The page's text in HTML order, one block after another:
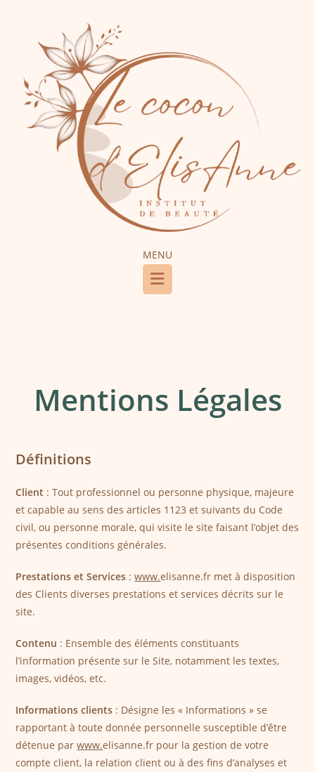
MENU
Menu
Mentions Légales
Définitions
Client : Tout professionnel ou personne physique, majeure
et capable au sens des articles 1123 et suivants du Code
civil, ou personne morale, qui visite le site faisant l’objet des
présentes conditions générales.
Prestations et Services :www.elisanne.fr met à disposition
des Clients diverses prestations et services décrits sur le
site.
Contenu : Ensemble des éléments constituants
l’information présente sur le Site, notamment les textes,
images, vidéos, etc.
Informations clients : Désigne les « Informations » se
rapportant à toute donnée personnelle susceptible d’être
détenue parwww.elisanne.fr pour la gestion de votre
compte client, la relation client ou à des fins d’analyses et